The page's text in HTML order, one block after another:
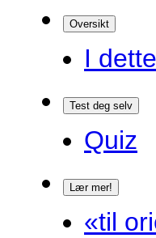
Oversikt
I
Test deg selv
Quiz
Lær mer!
«til